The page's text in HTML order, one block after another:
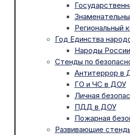
Региональный
Год Единства
Народы России
Стенды по
Антитеррор в
ГО и ЧС в ДОУ
Личная
ПДД в ДОУ
Пожарная
Развивающие